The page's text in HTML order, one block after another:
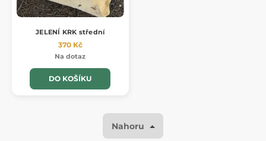
JELENÍ KRK střední
370 Kč
Na dotaz
DO KOŠÍKU
Nahoru